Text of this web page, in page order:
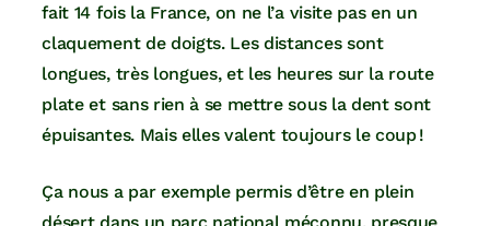
fait 14 fois la France, on ne l’a visite pas en un
claquement de doigts. Les distances sont
longues, très longues, et les heures sur la route
plate et sans rien à se mettre sous la dent sont
épuisantes. Mais elles valent toujours le coup !
Ça nous a par exemple permis d’être en plein